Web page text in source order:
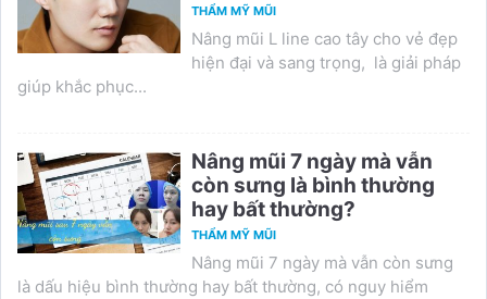
THẨM MỸ MŨI
Nâng mũi L line cao tây cho vẻ đẹp
hiện đại và sang trọng, là giải pháp
giúp khắc phục...
Nâng mũi 7 ngày mà vẫn
còn sưng là bình thường
hay bất thường?
THẨM MỸ MŨI
Nâng mũi 7 ngày mà vẫn còn sưng
là dấu hiệu bình thường hay bất thường, có nguy hiểm